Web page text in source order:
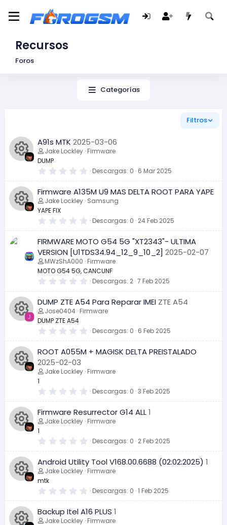
Recursos
Foros
Categorías
Filtros
I
c
o
e
l
r
e
u
r
o
A91s MTK 2025-03-06
Jake Lockley Firmware
DUMP
0
0
0
e
s
l
l
a
(
s
)
Descargas 0 6 Mar 2025
I
c
n
o
e
l
e
c
u
r
o
Firmware A135M U9 MAS DELTA ROOT PARA YAPE
Jake Lockley Samsung
YAPE FIX
0
0
0
e
s
t
r
l
a
(
s
Descargas 0 24 Feb 2025
FIRMWARE MOTO G54 5G "XT2343"- ULTIMA
VERSION [U1TDS34.94_12_9_10_2] 2025-02-07
MWzShA000 Firmware
MOTO G54 5G, CANCUNF
0
0
0
e
s
l
s
Descargas 2 7 Feb 2025
I
c
n
o
e
l
r
J
DUMP ZTE A54 Para Reparar IMEI ZTE A54
Jose0404 Firmware
DUMP ZTE A54
0
0
0
t
l
a
(
s
Descargas 0 6 Feb 2025
c
o
n
o
e
ROOT A055M + MAGISK DELTA PREISTALADO
2025-02-03
Jake Lockley Firmware
1
0
0
0
e
s
l
l
a
(
)
Descargas 0 3 Feb 2025
I
c
n
Firmware Resurrector G14 ALL1
Jake Lockley Firmware
1
0
0
0
e
s
l
l
a
Descargas 0 2 Feb 2025
I
c
Android Utility Tool V168.00.6688 (02:02:2025) 1
Jake Lockley Firmware
mtk
0
0
0
e
Descargas 0 1 Feb 2025
Backup Itel A16 PLUS 1
Jake Lockley Firmware